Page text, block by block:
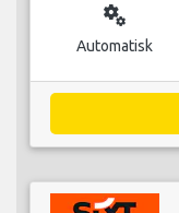
miscellaneous_services
Automatisk